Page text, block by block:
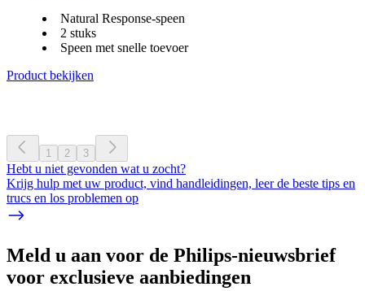
Natural Response-speen
2 stuks
Speen met snelle toevoer
Product bekijken
1 2 3
Hebt u niet gevonden wat u zocht?
Krijg hulp met uw product, vind handleidingen, leer de beste tips en
trucs en los problemen op
Meld u aan voor de Philips-nieuwsbrief
voor exclusieve aanbiedingen